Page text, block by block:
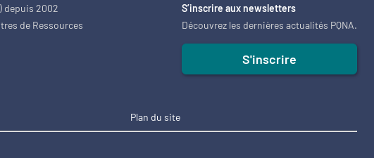
depuis 2002
de Ressources
S’inscrire aux newsletters
Découvrez les dernières actualités PQNA.
S'inscrire
Plan du site